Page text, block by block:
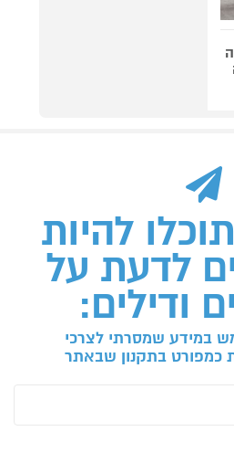
להיות
לדעת על
ודילים:
במידע שמסרתי לצרכי
כמפורט בתקנון שבאתר